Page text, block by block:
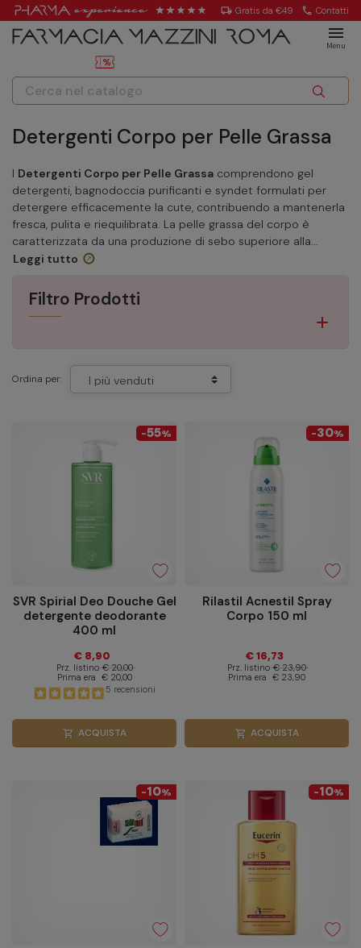
local_shipping Gratis da €49 call Contatti
menu
Menu
Detergenti Corpo per Pelle Grassa
I Detergenti Corpo per Pelle Grassa comprendono gel
detergenti, bagnodoccia purificanti e syndet formulati per
detergere efficacemente la cute, contribuendo a mantenerla
fresca, pulita e riequilibrata. La pelle grassa del corpo è
caratterizzata da una produzione di sebo superiore alla...
Leggi tutto
Filtro Prodotti
Ordina per:
-55%
SVR Spirial Deo Douche Gel
detergente deodorante
400 ml
€ 8,90
Prz. listino € 20,00
Prima era € 20,00
5 recensioni
shopping_cart ACQUISTA
-30%
Rilastil Acnestil Spray
Corpo 150 ml
€ 16,73
Prz. listino € 23,90
Prima era € 23,90
shopping_cart ACQUISTA
-10% -10%